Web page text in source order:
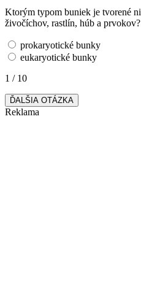
Ktorým typom buniek je tvorené
živočíchov, rastlín, húb a prvokov?
prokaryotické bunky
eukaryotické bunky
1 / 10
ĎALŠIA OTÁZKA
Reklama